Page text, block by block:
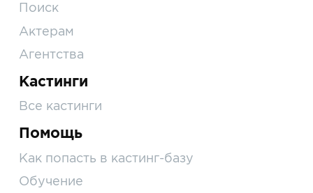
Поиск
Актерам
Агентства
Кастинги
Все кастинги
Помощь
Как попасть в кастинг-базу
Обучение